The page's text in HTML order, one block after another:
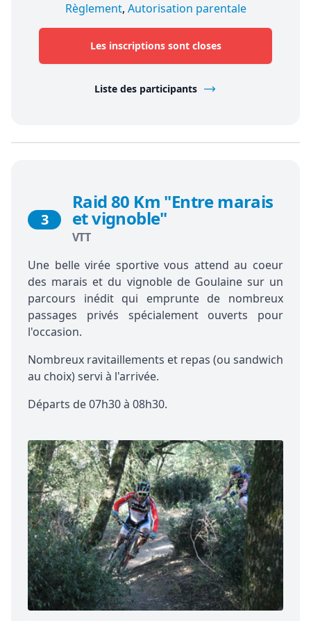
Règlement, Autorisation parentale
Les inscriptions sont closes
Liste des participants
3
Raid 80 Km "Entre marais
et vignoble"
VTT
Une belle virée sportive vous attend au coeur
des marais et du vignoble de Goulaine sur un
parcours inédit qui emprunte de nombreux
passages privés spécialement ouverts pour
l'occasion.
Nombreux ravitaillements et repas (ou sandwich
au choix) servi à l'arrivée.
Départs de 07h30 à 08h30.